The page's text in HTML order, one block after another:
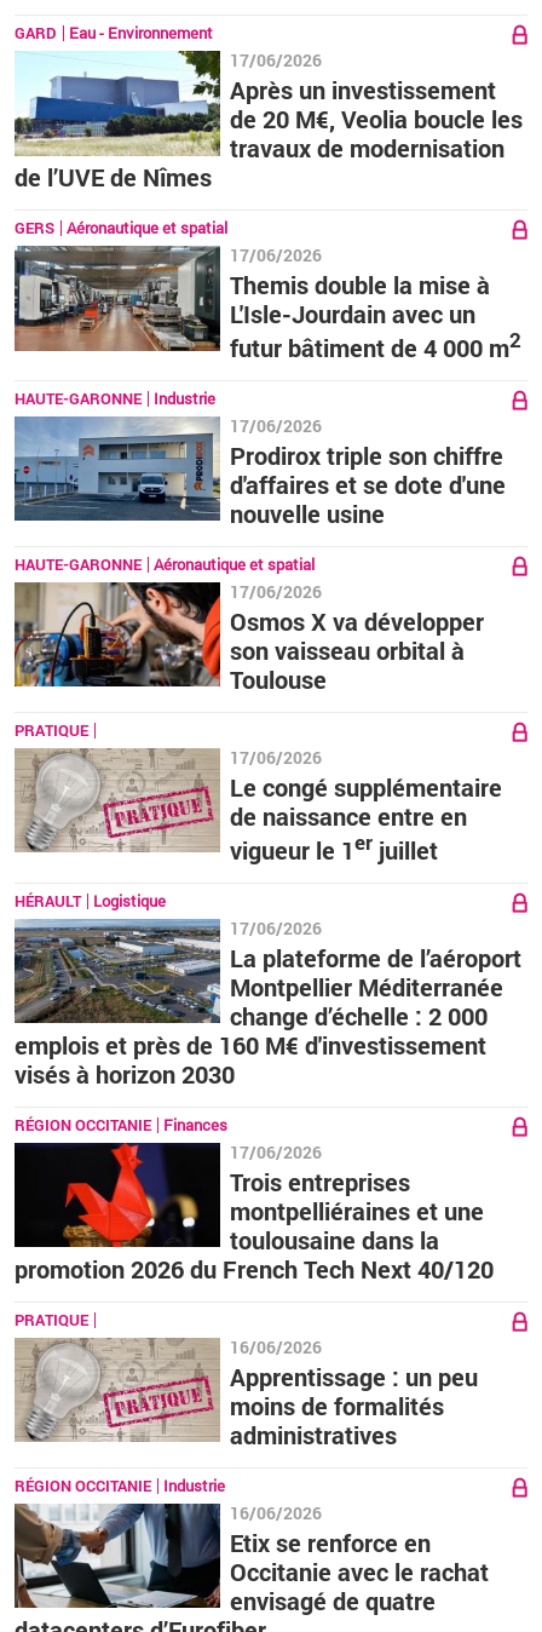
GARD Eau - Environnement
17/06/2026
Après un investissement
de 20 M€, Veolia boucle les
travaux de modernisation
de l’UVE de Nîmes
GERS Aéronautique et spatial
17/06/2026
Themis double la mise à
L'Isle-Jourdain avec un
futur bâtiment de 4 000 m2
HAUTE-GARONNE Industrie
17/06/2026
Prodirox triple son chiffre
d'affaires et se dote d'une
nouvelle usine
HAUTE-GARONNE Aéronautique et spatial
17/06/2026
Osmos X va développer
son vaisseau orbital à
Toulouse
PRATIQUE
17/06/2026
Le congé supplémentaire
de naissance entre en
vigueur le 1erjuillet
HÉRAULT Logistique
17/06/2026
La plateforme de l’aéroport
Montpellier Méditerranée
change d’échelle : 2 000
emplois et près de 160 M€ d'investissement
visés à horizon 2030
RÉGION OCCITANIE Finances
17/06/2026
Trois entreprises
montpelliéraines et une
toulousaine dans la
promotion 2026 du French Tech Next 40/120
PRATIQUE
16/06/2026
Apprentissage : un peu
moins de formalités
administratives
RÉGION OCCITANIE Industrie
16/06/2026
Etix se renforce en
Occitanie avec le rachat
envisagé de quatre